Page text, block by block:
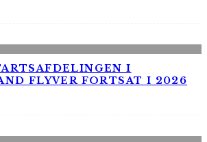
I
FLYVER FORTSAT I 2026